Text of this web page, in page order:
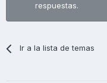
respuestas.
Ir a la lista de temas